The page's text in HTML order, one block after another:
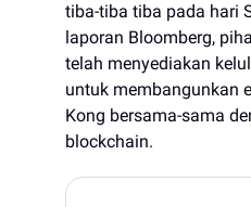
tiba-tiba tiba pada hari
laporan Bloomberg,
telah menyediakan
untuk membangunkan
Kong bersama-sama
blockchain.